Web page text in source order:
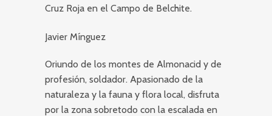
Cruz Roja en el Campo de Belchite.
Javier Mínguez
Oriundo de los montes de Almonacid y de
profesión, soldador. Apasionado de la
naturaleza y la fauna y flora local, disfruta
por la zona sobretodo con la escalada en